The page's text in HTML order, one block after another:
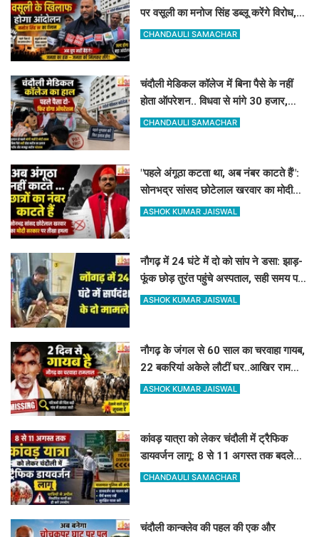
पर वसूली का मनोज सिंह डब्लू करेंगे विरोध,
सोमवार को देंगे धरना
CHANDAULI SAMACHAR
चंदौली मेडिकल कॉलेज में बिना पैसे के नहीं
होता ऑपरेशन.. विधवा से मांगे 30 हजार,
DM-प्रिंसिपल-पूर्व विधायक की पैरवी फेल
CHANDAULI SAMACHAR
"पहले अंगूठा कटता था, अब नंबर काटते हैं":
सोनभद्र सांसद छोटेलाल खरवार का मोदी
सरकार पर तीखा हमला
ASHOK KUMAR JAISWAL
नौगढ़ में 24 घंटे में दो को सांप ने डसा: झाड़-
फूंक छोड़ तुरंत पहुंचे अस्पताल, सही समय पर
इलाज से बच गयी जान
ASHOK KUMAR JAISWAL
नौगढ़ के जंगल से 60 साल का चरवाहा गायब,
22 बकरियां अकेले लौटीं घर..आखिर रामलाल
कहां गए?
ASHOK KUMAR JAISWAL
कांवड़ यात्रा को लेकर चंदौली में ट्रैफिक
डायवर्जन लागू: 8 से 11 अगस्त तक बदले
रहेंगे ये रास्ते, देखें पूरी लिस्ट
CHANDAULI SAMACHAR
चंदौली कान्क्लेव की पहल की एक और